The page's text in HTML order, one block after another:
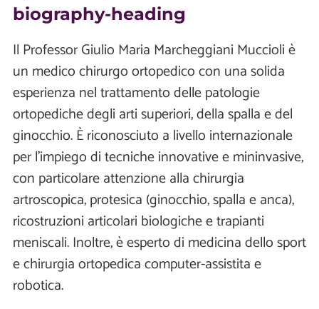
biography-heading
Il Professor Giulio Maria Marcheggiani Muccioli è
un medico chirurgo ortopedico con una solida
esperienza nel trattamento delle patologie
ortopediche degli arti superiori, della spalla e del
ginocchio. È riconosciuto a livello internazionale
per l’impiego di tecniche innovative e mininvasive,
con particolare attenzione alla chirurgia
artroscopica, protesica (ginocchio, spalla e anca),
ricostruzioni articolari biologiche e trapianti
meniscali. Inoltre, è esperto di medicina dello sport
e chirurgia ortopedica computer-assistita e
robotica.